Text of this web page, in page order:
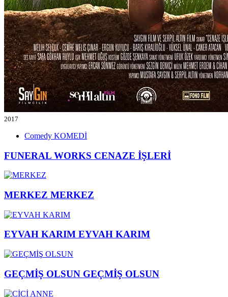
2017
Comedy KOMEDİ
FUNERAL WORKS CENAZE İŞLERİ
MERKEZ MERKEZ
EYVAH KARIM EYVAH KARIM
GEÇMİŞ OLSUN GEÇMİŞ OLSUN